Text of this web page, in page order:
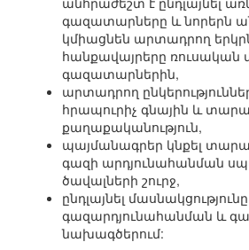
գազատարները և նորերն
կմիացնեն արտադրող
հանքավայրերը ռուսական
գազատարներին,
արտադրող
հրապուրիչ գնային և
քաղաքականություն,
պայմանագրեր կնքել
գազի արդյունահանման
ծավալների շուրջ,
ընդլայնել
գազարդյունահանման և
նախագծերում: